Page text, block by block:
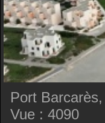
Port
Vue : 4090